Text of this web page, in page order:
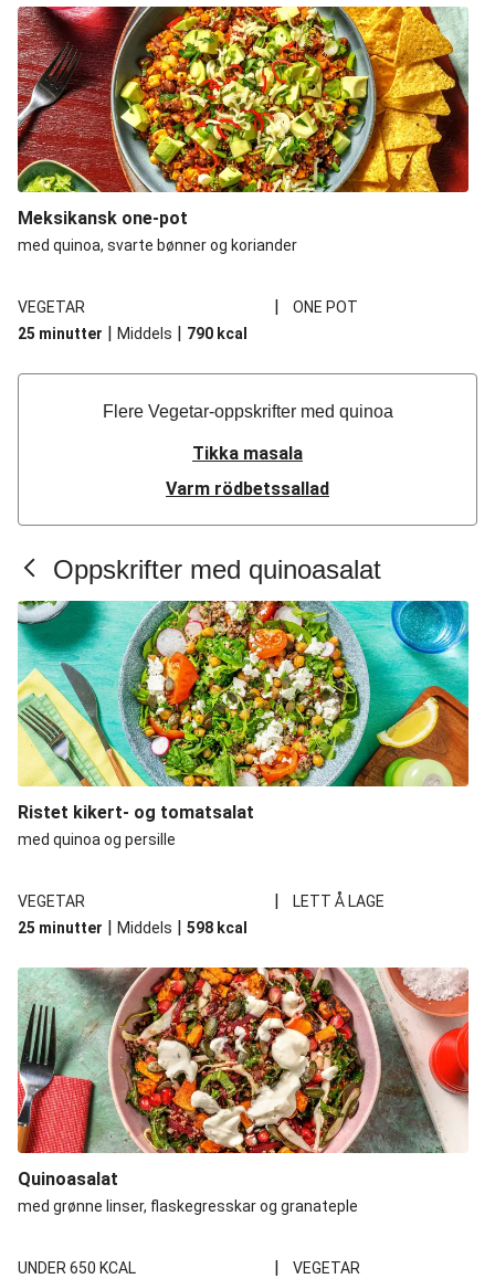
Meksikansk one-pot
med quinoa, svarte bønner og koriander
VEGETAR |
ONE POT
25 minutter | Middels | 790 kcal
Flere Vegetar-oppskrifter med quinoa
Tikka masala
Varm rödbetssallad
Oppskrifter med quinoasalat
Ristet kikert- og tomatsalat
med quinoa og persille
VEGETAR |
LETT Å LAGE
25 minutter | Middels | 598 kcal
Quinoasalat
med grønne linser, flaskegresskar og granateple
UNDER 650 KCAL |
VEGETAR